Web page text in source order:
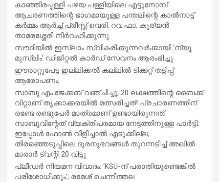
കാഞ്ഞിരപ്പള്ളി പഴയ പള്ളിയിലെ എട്ടുനോമ്പ്
ആചരണത്തിന്റെ ഭാഗമായുള്ള പന്തലിന്റെ കാൽനാട്ട്
കർമ്മം ആർച്ച് പ്രീസ്റ്റ് വെരി. റവ.ഫാ. കുര്യൻ
താമരശ്ശേരി നിർവഹിക്കുന്നു.
സൗദിയില്‍ ഇസ്‌ലാം സ്വീകരിക്കുന്നവര്‍ക്കായി ‘ന്യൂ
മുസ്ലിം’ ഡിജിറ്റല്‍ കാര്‍ഡ് സേവനം ആരംഭിച്ചു
ഈരാറ്റുപേട്ട ഇല്ലിക്കൽ കല്ലിൽ ടിക്കറ്റ് തട്ടിപ്പ്
ആരോപണം;
സാബു.എം.ജേക്കബ് വഞ്ചിച്ചു; 20 ലക്ഷത്തിന്റെ ബൈക്ക്
വിറ്റാണ് തൃക്കാക്കരയില്‍ മത്സരിച്ചത്! പ്രചാരണത്തിന്
രണ്ടേ രണ്ടുപേര്‍ മാത്രമാണ് ഉണ്ടായിരുന്നത്;
സാബുവിന്റേത് വ്യക്തിപരമായ നേട്ടത്തിനുള്ള പാര്‍ട്ടി;
ഇപ്പോള്‍ ഫോണ്‍ വിളിച്ചാല്‍ എടുക്കില്ല;
തിരഞ്ഞെടുപ്പിലെ ദുരനുഭവങ്ങള്‍ തുറന്നടിച്ച് അഖില്‍
മാരാര്‍ ട്വന്റി 20 വിട്ടു
പ്ലീഡർ നിയമന വിവാദം: ‘KSU-ന് പരാതിയുണ്ടെങ്കിൽ
പരിശോധിക്കും’; രമേശ് ചെന്നിത്തല